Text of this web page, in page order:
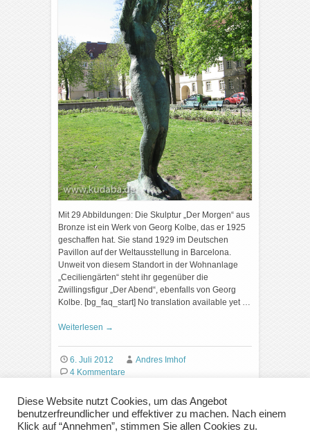
Mit 29 Abbildungen: Die Skulptur „Der Morgen“ aus
Bronze ist ein Werk von Georg Kolbe, das er 1925
geschaffen hat. Sie stand 1929 im Deutschen
Pavillon auf der Weltausstellung in Barcelona.
Unweit von diesem Standort in der Wohnanlage
„Ceciliengärten“ steht ihr gegenüber die
Zwillingsfigur „Der Abend“, ebenfalls von Georg
Kolbe. [bg_faq_start] No translation available yet …
Weiterlesen →
6. Juli 2012
Andres Imhof
4 Kommentare
Diese Website nutzt Cookies, um das Angebot
benutzerfreundlicher und effektiver zu machen. Nach einem
Klick auf “Annehmen”, stimmen Sie allen Cookies zu.